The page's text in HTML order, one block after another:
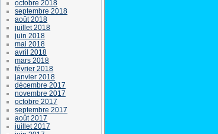
octobre 2018
septembre 2018
août 2018
juillet 2018
juin 2018
mai 2018
avril 2018
mars 2018
février 2018
janvier 2018
décembre 2017
novembre 2017
octobre 2017
septembre 2017
août 2017
juillet 2017